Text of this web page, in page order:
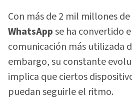
Con más de 2 mil millones
WhatsAppse ha convertido
comunicación más utilizada
embargo, su constante
implica que ciertos
puedan seguirle el ritmo.